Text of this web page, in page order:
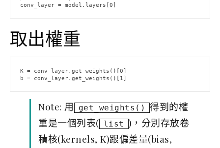
conv_layer = model.layers[0]
取出權重
K = conv_layer.get_weights()[0]
b = conv_layer.get_weights()[1]
Note: 用 get_weights()
得到的權
重是一個列表( list
)，分別存放卷
積核(kernels, K)跟偏差量(bias,